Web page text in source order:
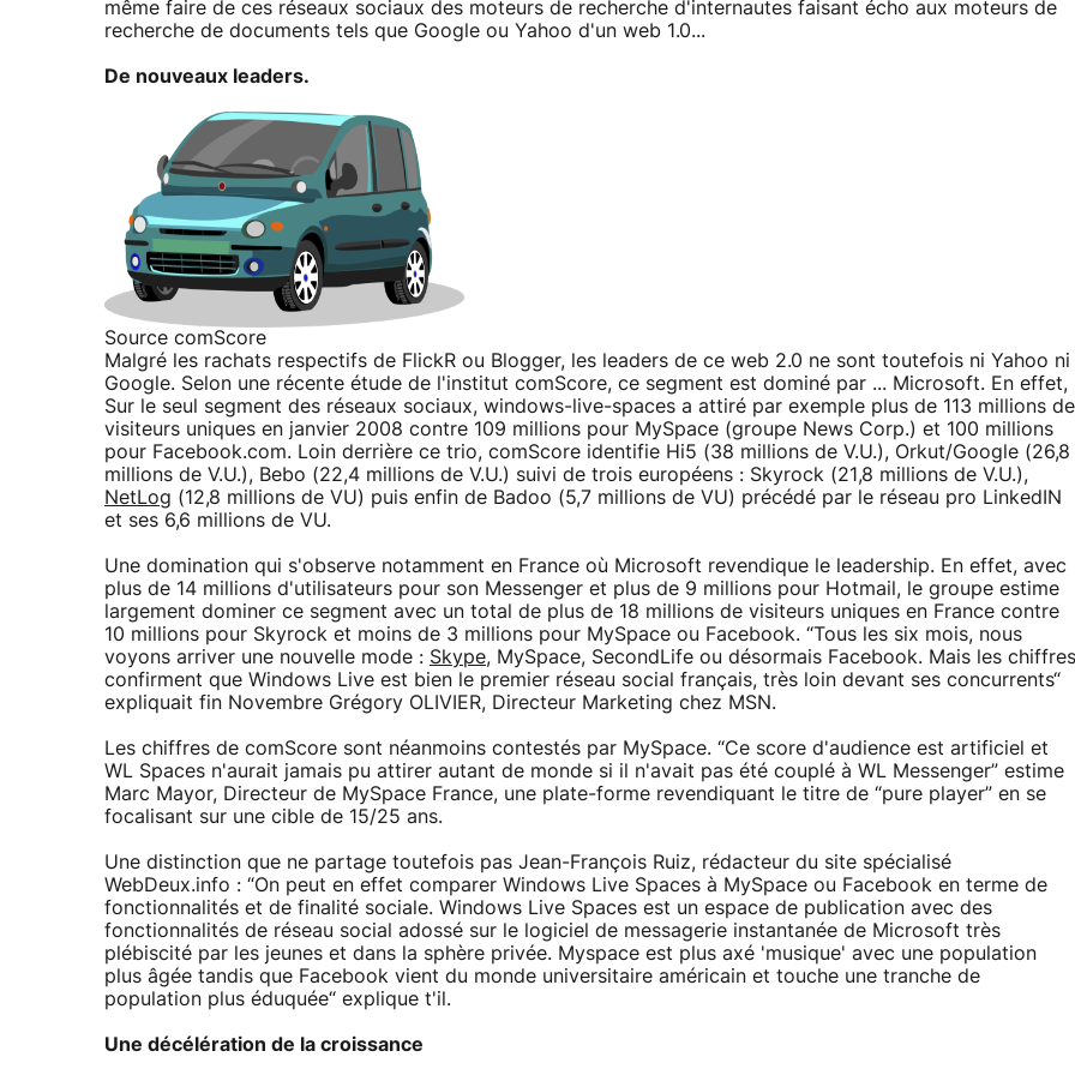
même faire de ces réseaux sociaux des moteurs de recherche d'internautes faisant écho aux moteurs de
recherche de documents tels que Google ou Yahoo d'un web 1.0...
De nouveaux leaders.
Source comScore
Malgré les rachats respectifs de FlickR ou Blogger, les leaders de ce web 2.0 ne sont toutefois ni Yahoo ni
Google. Selon une récente étude de l'institut comScore, ce segment est dominé par ... Microsoft. En effet,
Sur le seul segment des réseaux sociaux, windows-live-spaces a attiré par exemple plus de 113 millions de
visiteurs uniques en janvier 2008 contre 109 millions pour MySpace (groupe News Corp.) et 100 millions
pour Facebook.com. Loin derrière ce trio, comScore identifie Hi5 (38 millions de V.U.), Orkut/Google (26,8
millions de V.U.), Bebo (22,4 millions de V.U.) suivi de trois européens : Skyrock (21,8 millions de V.U.),
NetLog (12,8 millions de VU) puis enfin de Badoo (5,7 millions de VU) précédé par le réseau pro LinkedIN
et ses 6,6 millions de VU.
Une domination qui s'observe notamment en France où Microsoft revendique le leadership. En effet, avec
plus de 14 millions d'utilisateurs pour son Messenger et plus de 9 millions pour Hotmail, le groupe estime
largement dominer ce segment avec un total de plus de 18 millions de visiteurs uniques en France contre
10 millions pour Skyrock et moins de 3 millions pour MySpace ou Facebook. “Tous les six mois, nous
voyons arriver une nouvelle mode : Skype, MySpace, SecondLife ou désormais Facebook. Mais les chiffres
confirment que Windows Live est bien le premier réseau social français, très loin devant ses concurrents“
expliquait fin Novembre Grégory OLIVIER, Directeur Marketing chez MSN.
Les chiffres de comScore sont néanmoins contestés par MySpace. “Ce score d'audience est artificiel et
WL Spaces n'aurait jamais pu attirer autant de monde si il n'avait pas été couplé à WL Messenger” estime
Marc Mayor, Directeur de MySpace France, une plate-forme revendiquant le titre de “pure player” en se
focalisant sur une cible de 15/25 ans.
Une distinction que ne partage toutefois pas Jean-François Ruiz, rédacteur du site spécialisé
WebDeux.info : “On peut en effet comparer Windows Live Spaces à MySpace ou Facebook en terme de
fonctionnalités et de finalité sociale. Windows Live Spaces est un espace de publication avec des
fonctionnalités de réseau social adossé sur le logiciel de messagerie instantanée de Microsoft très
plébiscité par les jeunes et dans la sphère privée. Myspace est plus axé 'musique' avec une population
plus âgée tandis que Facebook vient du monde universitaire américain et touche une tranche de
population plus éduquée“ explique t'il.
Une décélération de la croissance